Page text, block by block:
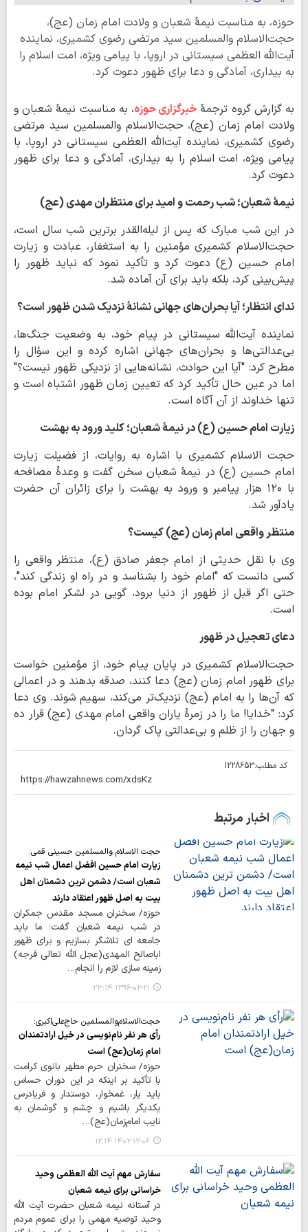
حوزه، به مناسبت نیمهٔ شعبان و ولادت امام زمان (عج)،
حجت‌الاسلام والمسلمین سید مرتضی رضوی کشمیری، نماینده
آیت‌الله العظمی سیستانی در اروپا، با پیامی ویژه، امت اسلام را
به بیداری، آمادگی و دعا برای ظهور دعوت کرد.
به گزارش گروه ترجمۀ خبرگزاری حوزه، به مناسبت نیمهٔ شعبان و
ولادت امام زمان (عج)، حجت‌الاسلام والمسلمین سید مرتضی
رضوی کشمیری، نماینده آیت‌الله العظمی سیستانی در اروپا، با
پیامی ویژه، امت اسلام را به بیداری، آمادگی و دعا برای ظهور
دعوت کرد.
نیمهٔ شعبان؛ شب رحمت و امید برای منتظران مهدی (عج)
در این شب مبارک که پس از لیله‌القدر برترین شب سال است،
حجت‌الاسلام کشمیری مؤمنین را به استغفار، عبادت و زیارت
امام حسین (ع) دعوت کرد و تأکید نمود که نباید ظهور را
پیش‌بینی کرد، بلکه باید برای آن آماده شد.
ندای انتظار؛ آیا بحران‌های جهانی نشانهٔ نزدیک شدن ظهور است؟
نماینده آیت‌الله سیستانی در پیام خود، به وضعیت جنگ‌ها،
بی‌عدالتی‌ها و بحران‌های جهانی اشاره کرده و این سؤال را
مطرح کرد: "آیا این حوادث، نشانه‌هایی از نزدیکی ظهور نیست؟"
اما در عین حال تأکید کرد که تعیین زمان ظهور اشتباه است و
تنها خداوند از آن آگاه است.
زیارت امام حسین (ع) در نیمهٔ شعبان؛ کلید ورود به بهشت
حجت‌ الاسلام کشمیری با اشاره به روایات، از فضیلت زیارت
امام حسین (ع) در نیمهٔ شعبان سخن گفت و وعدهٔ مصافحه
با ۱۲۰ هزار پیامبر و ورود به بهشت را برای زائران آن حضرت
یادآور شد.
منتظر واقعی امام زمان (عج) کیست؟
وی با نقل حدیثی از امام جعفر صادق (ع)، منتظر واقعی را
کسی دانست که "امام خود را بشناسد و در راه او زندگی کند"،
حتی اگر قبل از ظهور از دنیا برود، گویی در لشکر امام بوده
است.
دعای تعجیل در ظهور
حجت‌الاسلام کشمیری در پایان پیام خود، از مؤمنین خواست
برای ظهور امام زمان (عج) دعا کنند، صدقه بدهند و در اعمالی
که آن‌ها را به امام (عج) نزدیک‌تر می‌کند، سهیم شوند. وی دعا
کرد: "خدایا! ما را در زمرهٔ یاران واقعی امام مهدی (عج) قرار ده
و جهان را از ظلم و بی‌عدالتی پاک گردان.
کد مطلب:1228653
اخبار مرتبط
حجت الاسلام والمسلمین حسینی قمی:
زیارت امام حسین افضل اعمال شب نیمه
شعبان است/ دشمن ترین دشمنان اهل
بیت به اصل ظهور اعتقاد دارند
حوزه/ سخنران مسجد مقدس جمکران
در شب نیمه شعبان گفت: ما باید
جامعه ای تلاشگر بسازیم و برای ظهور
اباصالح المهدی(عجل الله تعالی فرجه)
زمینه سازی لازم را انجام…
۱۳۹۶-۰۲-۲۱ ۲۳:۱۴
حجت‌الاسلام‌والمسلمین حاج‌علی‌اکبری:
رأی هر نفر نام‌نویسی در خیل ارادتمندان
امام زمان(عج) است
حوزه/ سخنران حرم مطهر بانوی کرامت
با تأکید بر اینکه در این دوران حساس
باید یار، غمخوار، دوستدار و فریادرس
یکدیگر باشیم و چشم و گوشمان به
نایب امام‌زمان(عج)…
۱۴۰۲-۱۲-۰۶ ۱۲:۱۴
سفارش مهم آیت الله العظمی وحید
خراساني برای نیمه شعبان
در آستانه نیمه شعبان حضرت آیت الله
وحید توصیه مهمی را برای عموم مردم